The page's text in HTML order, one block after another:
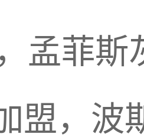
孟菲斯
盟，波